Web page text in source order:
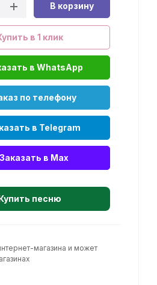
В корзину
в 1 клик
в WhatsApp
по телефону
в Telegram
Заказать в Max
песню
магазина и может